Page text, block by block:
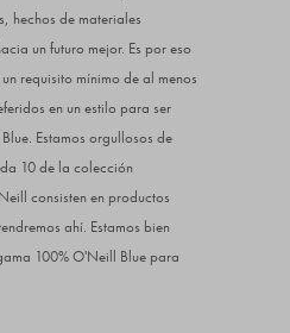
hechos de materiales
un futuro mejor. Es por eso
requisito mínimo de al menos
en un estilo para ser
Estamos orgullosos de
10 de la colección
consisten en productos
ahí. Estamos bien
100% O'Neill Blue para